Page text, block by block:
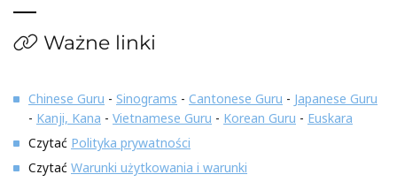
Ważne linki
Chinese Guru - Sinograms - Cantonese Guru - Japanese Guru
- Kanji, Kana - Vietnamese Guru - Korean Guru - Euskara
Czytać Polityka prywatności
Czytać Warunki użytkowania i warunki